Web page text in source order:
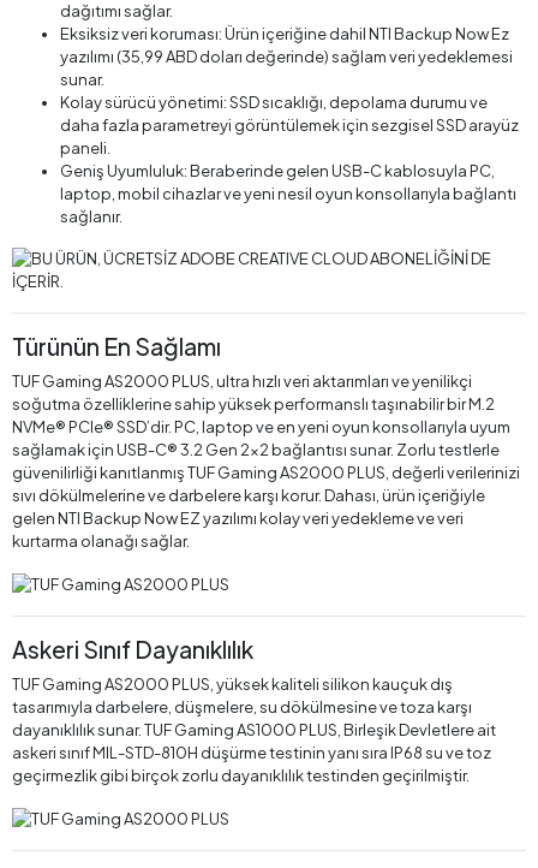
dağıtımı sağlar.
Eksiksiz veri koruması: Ürün içeriğine dahil NTI Backup Now Ez
yazılımı (35,99 ABD doları değerinde) sağlam veri yedeklemesi
sunar.
Kolay sürücü yönetimi: SSD sıcaklığı, depolama durumu ve
daha fazla parametreyi görüntülemek için sezgisel SSD arayüz
paneli.
Geniş Uyumluluk: Beraberinde gelen USB-C kablosuyla PC,
laptop, mobil cihazlar ve yeni nesil oyun konsollarıyla bağlantı
sağlanır.
Türünün En Sağlamı
TUF Gaming AS2000 PLUS, ultra hızlı veri aktarımları ve yenilikçi
soğutma özelliklerine sahip yüksek performanslı taşınabilir bir M.2
NVMe® PCIe® SSD’dir. PC, laptop ve en yeni oyun konsollarıyla uyum
sağlamak için USB-C® 3.2 Gen 2x2 bağlantısı sunar. Zorlu testlerle
güvenilirliği kanıtlanmış TUF Gaming AS2000 PLUS, değerli verilerinizi
sıvı dökülmelerine ve darbelere karşı korur. Dahası, ürün içeriğiyle
gelen NTI Backup Now EZ yazılımı kolay veri yedekleme ve veri
kurtarma olanağı sağlar.
Askeri Sınıf Dayanıklılık
TUF Gaming AS2000 PLUS, yüksek kaliteli silikon kauçuk dış
tasarımıyla darbelere, düşmelere, su dökülmesine ve toza karşı
dayanıklılık sunar. TUF Gaming AS1000 PLUS, Birleşik Devletlere ait
askeri sınıf MIL-STD-810H düşürme testinin yanı sıra IP68 su ve toz
geçirmezlik gibi birçok zorlu dayanıklılık testinden geçirilmiştir.